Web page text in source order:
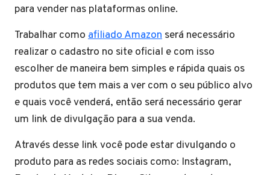
para vender nas plataformas online.
Trabalhar como afiliado Amazon será necessário
realizar o cadastro no site oficial e com isso
escolher de maneira bem simples e rápida quais os
produtos que tem mais a ver com o seu público alvo
e quais você venderá, então será necessário gerar
um link de divulgação para a sua venda.
Através desse link você pode estar divulgando o
produto para as redes sociais como: Instagram,